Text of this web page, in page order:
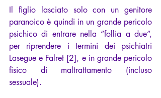
Il figlio lasciato solo con un genitore
paranoico è quindi in un grande pericolo
psichico di entrare nella “follia a due”,
per riprendere i termini dei psichiatri
Lasegue e Falret [2], e in grande pericolo
fisico di maltrattamento (incluso
sessuale).